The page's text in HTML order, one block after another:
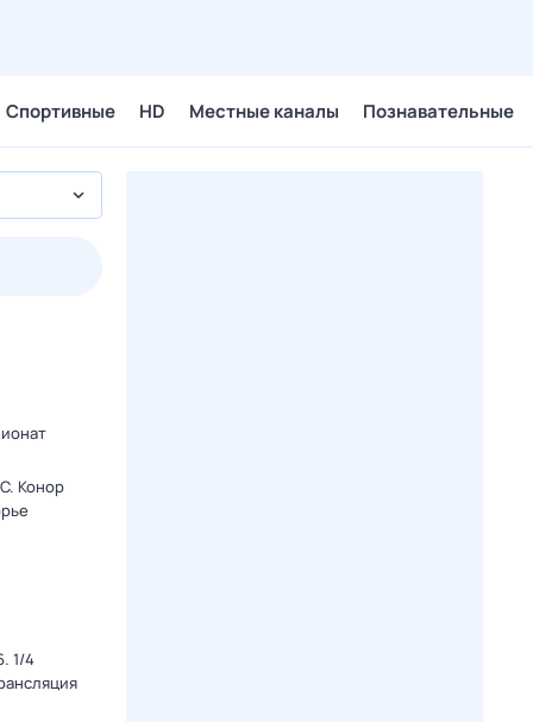
Спортивные HD Местные каналы Познавательные
Конор
1/4